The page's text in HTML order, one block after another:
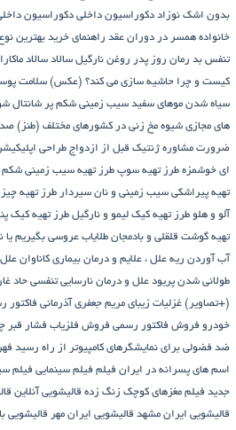
بدون اشک نوزاد دکوراسیون داخلی دکوراسیون
خانواده همسر در دوران عقد راهنمای خرید بهترین
تنفس بد رمان روز پدر روغن نارگیل سالاد سالاد
کیست و چرا حاشیه سازی می کند؟ (عکس) سلامت
سیاه شدن موهای سفید سیب زمینی شکم پر شانتال
های مجازی شیوه مخ زنی در کشورهای مختلف (طنز)
ضرورت مشاوره ژنتیک قبل از ازدواج طراحی
ای خوشمزه طرز تهیه سوپ طرز تهیه سیب زمینی شکم
تهیه پیراشكی سيب زمينی و نان سیردار طرز تهیه
آلو و هلو طرز تهیه کیک لیمو و نارگیل طرز تهیه کیک
تهیه گوشت قلقلی و بادمجان طلایاب عروسی بگیریم یا
آب آوردن ریه علل ، علایم و درمان بیماری کاناوان
طولانی شدن پریود علل و درمان نارسایی تنفسی حاد
(+تصاویر) غزلیات زیبای مریم جعفری آذرمانی فاکتور
خودرو فروش فاکتور رسمی فروش فلزیاب فشار قبر
ضد فضولی برای نمایشگرهای کامپیوتر از راه رسید
اسم های پسرانه در ایران فیلم فیلم سینمایی فیلم
جدید فیلم مغزهای کوچک زنگ زده قالیشویی آنلاین
قالیشویی ایران مشهد قالیشویی ایران مهر قالیشویی